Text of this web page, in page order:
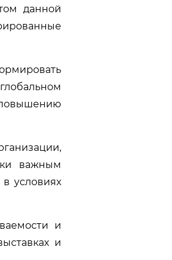
данной
важным
условиях
и
и